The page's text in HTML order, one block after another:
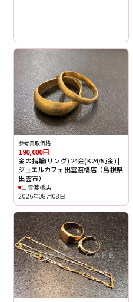
参考買取価格
190,000円
金の指輪(リング) 24金(K24/純金) |
ジュエルカフェ出雲渡橋店（島根県
出雲市）
出雲渡橋店
2026年08月08日